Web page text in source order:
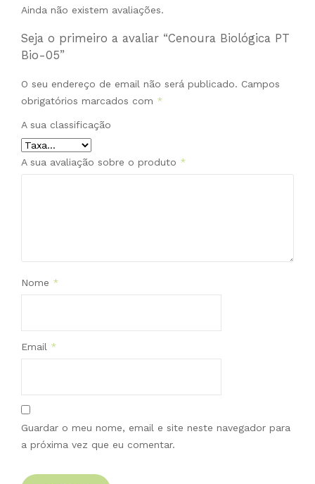
Ainda não existem avaliações.
Seja o primeiro a avaliar “Cenoura Biológica PT
Bio-05”
O seu endereço de email não será publicado. Campos
obrigatórios marcados com *
A sua classificação
A sua avaliação sobre o produto *
Nome *
Email *
Guardar o meu nome, email e site neste navegador para
a próxima vez que eu comentar.